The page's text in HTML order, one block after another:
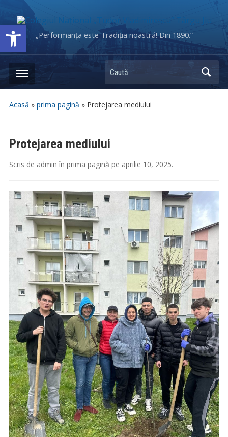
Deschide bara de unelte„Performanța este Tradiția noastră! Din 1890.”
Caută
Acasă » prima pagină » Protejarea mediului
Protejarea mediului
Scris de admin în prima pagină pe aprilie 10, 2025.